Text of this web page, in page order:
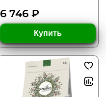
6 746 ₽
Купить